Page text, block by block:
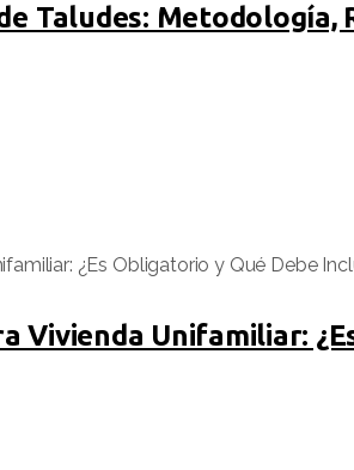
Taludes: Metodología,
Vivienda Unifamiliar: